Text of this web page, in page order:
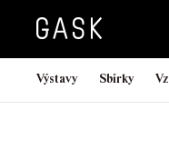
Výstavy Sbírky